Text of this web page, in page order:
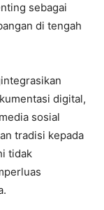
sebagai
di tengah
digital,
sosial
tradisi kepada
tidak